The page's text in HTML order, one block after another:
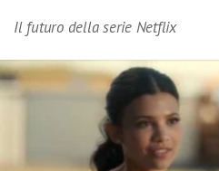
Il futuro della serie Netflix